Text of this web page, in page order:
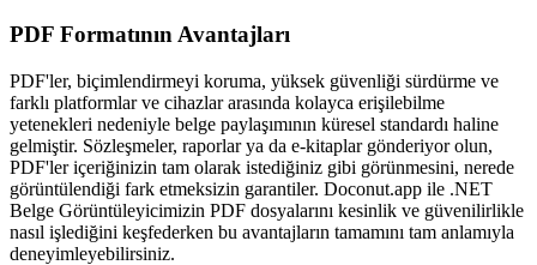
PDF Formatının Avantajları
PDF'ler, biçimlendirmeyi koruma, yüksek güvenliği sürdürme ve
farklı platformlar ve cihazlar arasında kolayca erişilebilme
yetenekleri nedeniyle belge paylaşımının küresel standardı haline
gelmiştir. Sözleşmeler, raporlar ya da e‑kitaplar gönderiyor olun,
PDF'ler içeriğinizin tam olarak istediğiniz gibi görünmesini, nerede
görüntülendiği fark etmeksizin garantiler. Doconut.app ile .NET
Belge Görüntüleyicimizin PDF dosyalarını kesinlik ve güvenilirlikle
nasıl işlediğini keşfederken bu avantajların tamamını tam anlamıyla
deneyimleyebilirsiniz.